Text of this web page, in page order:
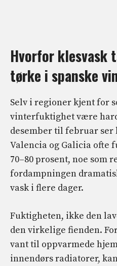
Hvorfor klesvask
tørke i spanske
Selv i regioner kjent for
vinterfuktighet være
desember til februar ser
Valencia og Galicia ofte
70–80 prosent, noe som
fordampningen
vask i flere dager.
Fuktigheten, ikke den
den virkelige fienden.
vant til oppvarmede
innendørs radiatorer,